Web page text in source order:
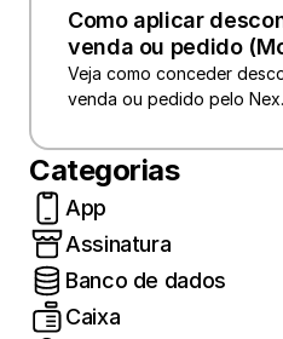
Como aplicar
venda ou pedido
Veja como conceder
Categorias
App
Assinatura
Banco de dados
Caixa